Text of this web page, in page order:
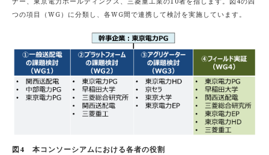
ナー、東京電力ホールディングス、三菱重工業の10者を指します。図4の四
つの項目（WG）に分類し、各WG間で連携して検討を実施しています。
図4 本コンソーシアムにおける各者の役割